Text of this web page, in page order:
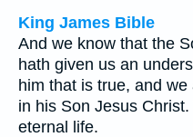
King James Bible
And we know that the
hath given us an
him that is true, and
in his Son Jesus
eternal life.